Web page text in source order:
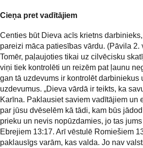
Cieņa pret vadītājiem
Centies būt Dieva acīs krietns
pareizi māca patiesības vārdu. (Pāvila 2.
Tomēr, paļaujoties tikai uz cilvēcisku
viņi tiek kontrolēti un reizēm pat ļaunu
gan tā uzdevums ir kontrolēt darbiniekus
uzdevumus. „Dieva vārdā ir teikts, ka
Karīna. Paklausiet saviem vadītājiem un
par jūsu dvēselēm kā tādi, kam būs
prieku un nevis nopūzdamies, jo tas
Ebrejiem 13:17. Arī vēstulē Romiešiem
paklausīgs varām, kas valda. Jo nav